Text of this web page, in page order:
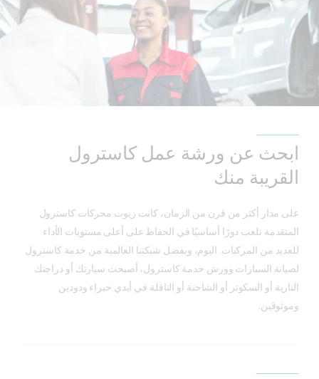
ابحث عن ورشة عمل كاسترول
القريبة منك
على مدار أكثر من قرن من الزمان، كانت زيوت محركات كاسترول
المتقدمة تلعب دورًا أساسيًا في الحفاظ على أعلى مستويات الأداء
للعديد من المركبات. اليوم، وبفضل شبكتنا العالمية من خدمة كاسترول
لصيانة السيارات وورش خدمة كاسترول، أصبحت سيارتك أو دراجتك
النارية أو السكوتر أو الشاحنة أو الناقلة في أيدي خبراء ودودين
وموثوقين.